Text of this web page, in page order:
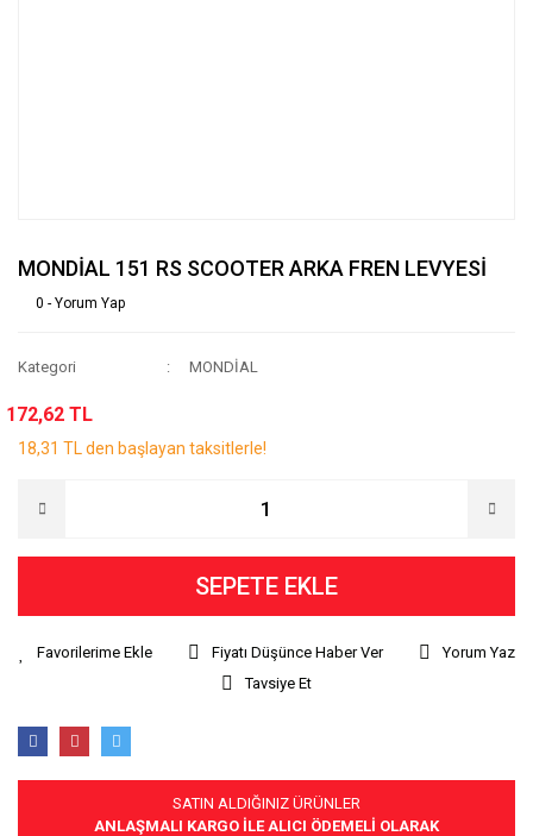
MONDİAL 151 RS SCOOTER ARKA FREN LEVYESİ
0 - Yorum Yap
Kategori MONDİAL
172,62 TL
18,31 TL den başlayan taksitlerle!
SEPETE EKLE
Fiyatı Düşünce Haber Ver
Yorum Yaz
Tavsiye Et
SATIN ALDIĞINIZ ÜRÜNLER
ANLAŞMALI KARGO İLE ALICI ÖDEMELİ OLARAK